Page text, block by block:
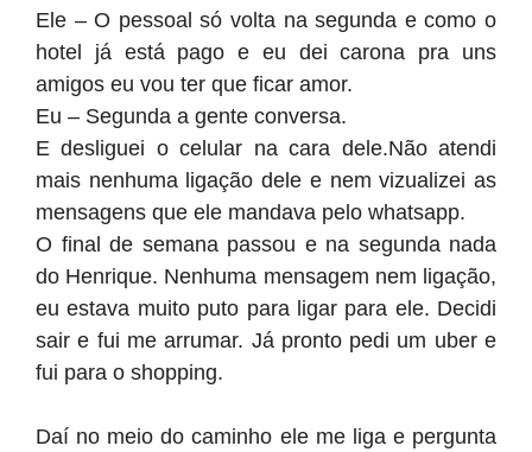
Ele – O pessoal só volta na segunda e como o
hotel já está pago e eu dei carona pra uns
amigos eu vou ter que ficar amor.
Eu – Segunda a gente conversa.
E desliguei o celular na cara dele.Não atendi
mais nenhuma ligação dele e nem vizualizei as
mensagens que ele mandava pelo whatsapp.
O final de semana passou e na segunda nada
do Henrique. Nenhuma mensagem nem ligação,
eu estava muito puto para ligar para ele. Decidi
sair e fui me arrumar. Já pronto pedi um uber e
fui para o shopping.
Daí no meio do caminho ele me liga e pergunta